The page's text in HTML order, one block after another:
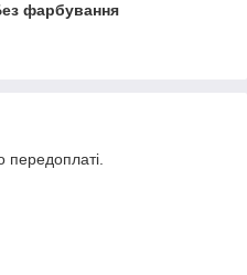
фарбування
передоплаті.